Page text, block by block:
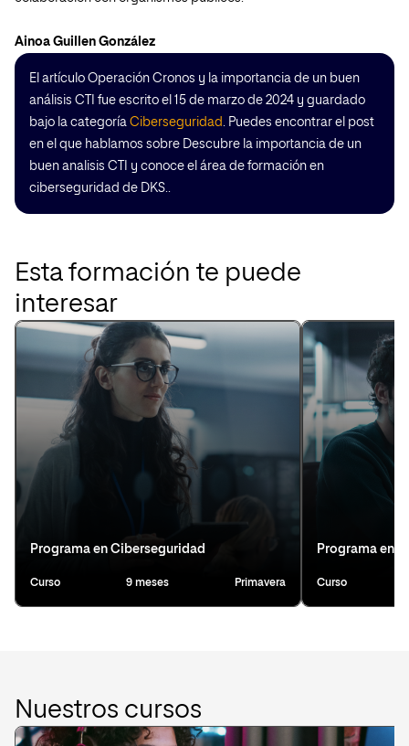
Ainoa Guillen Gonzá lez
El artículo Operación Cronos y la importancia de un buen
análisis CTI fue escrito el 15 de marzo de 2024 y guardado
bajo la categoría Ciberseguridad . Puedes encontrar el post
en el que hablamos sobre Descubre la importancia de un
buen analisis CTI y conoce el área de formación en
ciberseguridad de DKS..
Esta formación te puede
interesar
Programa en Ciberseguridad
Curso 9 meses Primavera
Programa en
Curso
Nuestros cursos